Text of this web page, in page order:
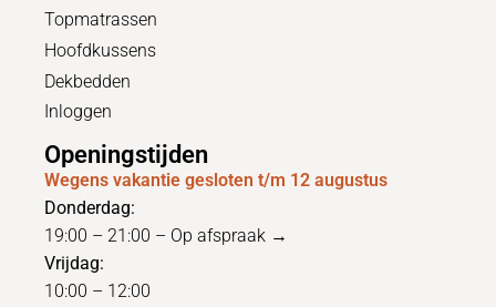
Topmatrassen
Hoofdkussens
Dekbedden
Inloggen
Openingstijden
Wegens vakantie gesloten t/m 12 augustus
Donderdag:
19:00 – 21:00 – Op afspraak →
Vrijdag:
10:00 – 12:00